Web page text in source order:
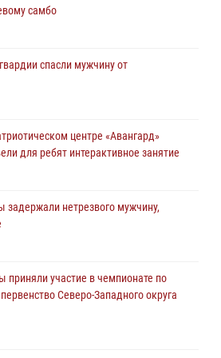
ВНЕВЕДОМСТВЕННОЙ
ОБЛАСТИ ЗАДЕРЖАНО 23
несовершеннолетнего
Северо-Западного округа
самбо
спасли мужчину от
центре «Авангард»
для ребят интерактивное занятие
задержали нетрезвого мужчину,
приняли участие в чемпионате по
Северо-Западного округа